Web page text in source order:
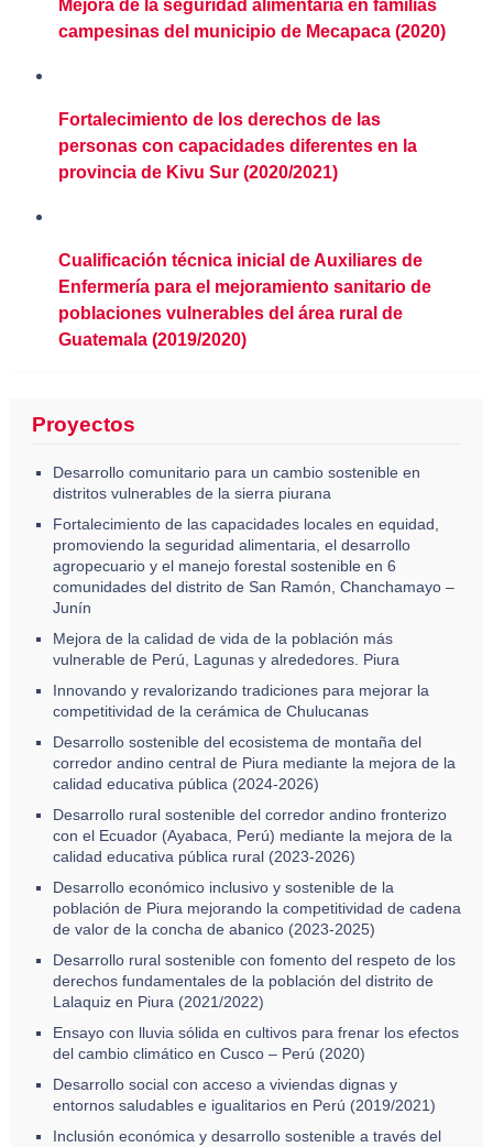
Mejora de la seguridad alimentaria en familias
campesinas del municipio de Mecapaca (2020)
Fortalecimiento de los derechos de las
personas con capacidades diferentes en la
provincia de Kivu Sur (2020/2021)
Cualificación técnica inicial de Auxiliares de
Enfermería para el mejoramiento sanitario de
poblaciones vulnerables del área rural de
Guatemala (2019/2020)
Proyectos
Desarrollo comunitario para un cambio sostenible en
distritos vulnerables de la sierra piurana
Fortalecimiento de las capacidades locales en equidad,
promoviendo la seguridad alimentaria, el desarrollo
agropecuario y el manejo forestal sostenible en 6
comunidades del distrito de San Ramón, Chanchamayo –
Junín
Mejora de la calidad de vida de la población más
vulnerable de Perú, Lagunas y alrededores. Piura
Innovando y revalorizando tradiciones para mejorar la
competitividad de la cerámica de Chulucanas
Desarrollo sostenible del ecosistema de montaña del
corredor andino central de Piura mediante la mejora de la
calidad educativa pública (2024-2026)
Desarrollo rural sostenible del corredor andino fronterizo
con el Ecuador (Ayabaca, Perú) mediante la mejora de la
calidad educativa pública rural (2023-2026)
Desarrollo económico inclusivo y sostenible de la
población de Piura mejorando la competitividad de cadena
de valor de la concha de abanico (2023-2025)
Desarrollo rural sostenible con fomento del respeto de los
derechos fundamentales de la población del distrito de
Lalaquiz en Piura (2021/2022)
Ensayo con lluvia sólida en cultivos para frenar los efectos
del cambio climático en Cusco – Perú (2020)
Desarrollo social con acceso a viviendas dignas y
entornos saludables e igualitarios en Perú (2019/2021)
Inclusión económica y desarrollo sostenible a través del